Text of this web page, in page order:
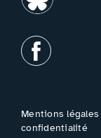
Mentions légales
confidentialité